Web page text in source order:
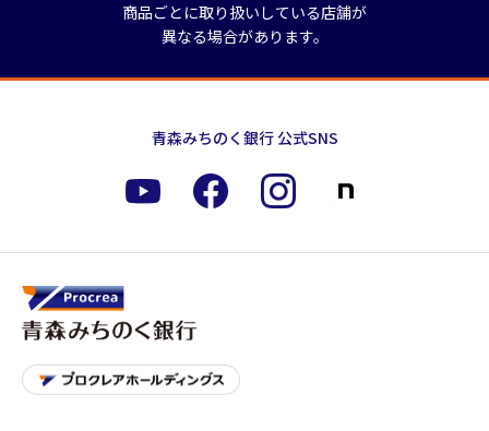
商品ごとに取り扱いしている店舗が
異なる場合があります。
青森みちのく銀行 公式SNS